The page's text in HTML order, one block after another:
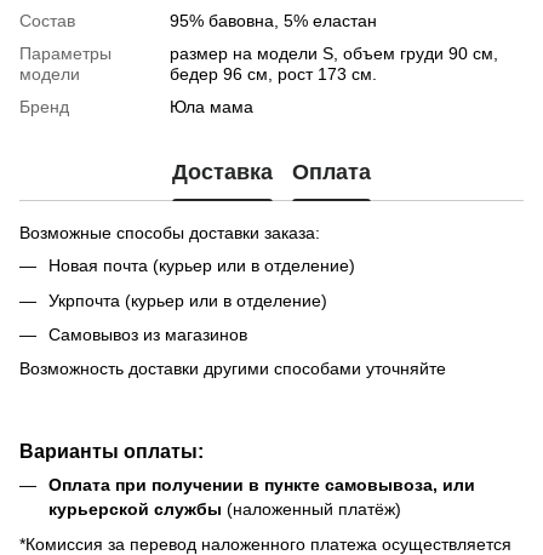
Состав
95% бавовна, 5% еластан
Параметры
модели
размер на модели S, объем груди 90 см,
бедер 96 см, рост 173 см.
Бренд
Юла мама
Доставка Оплата
Возможные способы доставки заказа:
Новая почта (курьер или в отделение)
Укрпочта (курьер или в отделение)
Самовывоз из магазинов
Возможность доставки другими способами уточняйте
Варианты оплаты:
Оплата при получении в пункте самовывоза, или
курьерской службы (наложенный платёж)
*Комиссия за перевод наложенного платежа осуществляется